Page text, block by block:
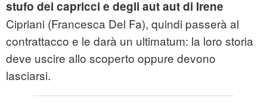
stufo dei capricci e degli aut aut di Irene
Cipriani (Francesca Del Fa), quindi passerà al
contrattacco e le darà un ultimatum: la loro storia
deve uscire allo scoperto oppure devono
lasciarsi.